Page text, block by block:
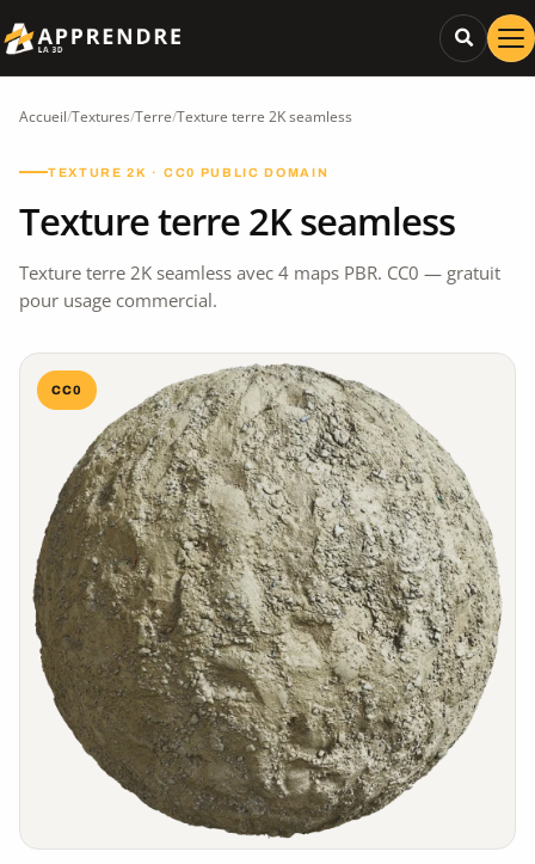
Accueil/Textures/Terre/Texture terre 2K seamless
TEXTURE 2K · CC0 PUBLIC DOMAIN
Texture terre 2K seamless
Texture terre 2K seamless avec 4 maps PBR. CC0 — gratuit
pour usage commercial.
CC0